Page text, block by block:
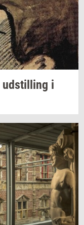
ud­stil­ling i